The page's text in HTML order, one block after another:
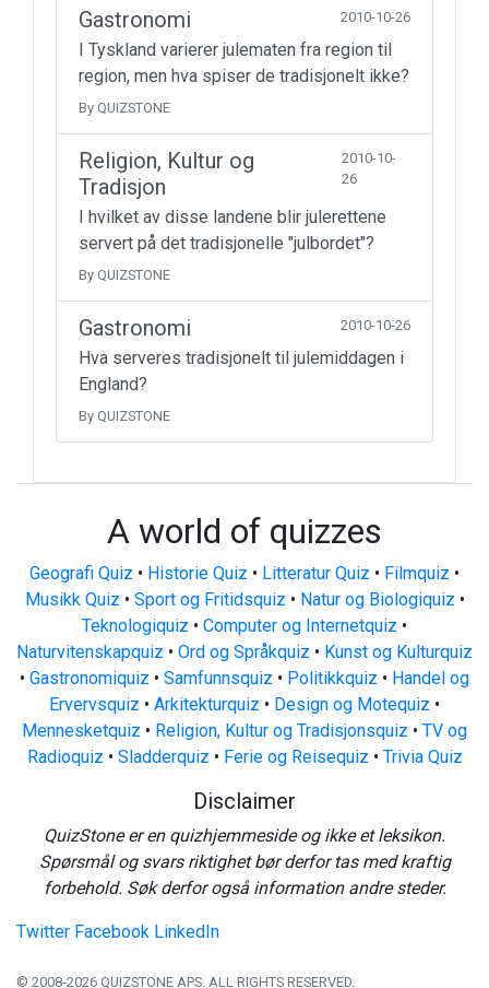
Gastronomi 2010-10-26
I Tyskland varierer julematen fra region til
region, men hva spiser de tradisjonelt ikke?
By QUIZSTONE
Religion, Kultur og
Tradisjon
2010-10-
26
I hvilket av disse landene blir julerettene
servert på det tradisjonelle "julbordet"?
By QUIZSTONE
Gastronomi 2010-10-26
Hva serveres tradisjonelt til julemiddagen i
England?
By QUIZSTONE
A world of quizzes
Geografi Quiz • Historie Quiz • Litteratur Quiz • Filmquiz •
Musikk Quiz • Sport og Fritidsquiz • Natur og Biologiquiz •
Teknologiquiz • Computer og Internetquiz •
Naturvitenskapquiz • Ord og Språkquiz • Kunst og Kulturquiz
• Gastronomiquiz • Samfunnsquiz • Politikkquiz • Handel og
Ervervsquiz • Arkitekturquiz • Design og Motequiz •
Mennesketquiz • Religion, Kultur og Tradisjonsquiz • TV og
Radioquiz • Sladderquiz • Ferie og Reisequiz • Trivia Quiz
Disclaimer
QuizStone er en quizhjemmeside og ikke et leksikon.
Spørsmål og svars riktighet bør derfor tas med kraftig
forbehold. Søk derfor også information andre steder.
Twitter Facebook LinkedIn
© 2008-2026 QUIZSTONE APS. ALL RIGHTS RESERVED.